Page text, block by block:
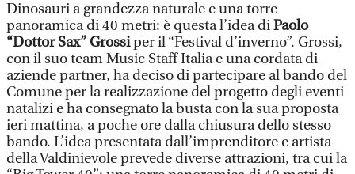
Dinosauri a grandezza naturale e una torre
panoramica di 40 metri: è questa l’idea diPaolo
“Dottor Sax” Grossiper il “Festival d’inverno”. Grossi,
con il suo team Music Staff Italia e una cordata di
aziende partner, ha deciso di partecipare al bando del
Comune per la realizzazione del progetto degli eventi
natalizi e ha consegnato la busta con la sua proposta
ieri mattina, a poche ore dalla chiusura dello stesso
bando. L’idea presentata dall’imprenditore e artista
della Valdinievole prevede diverse attrazioni, tra cui la